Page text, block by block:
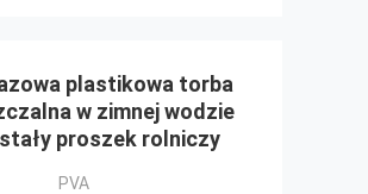
plastikowa torba
w zimnej wodzie
stały proszek rolniczy
PVA